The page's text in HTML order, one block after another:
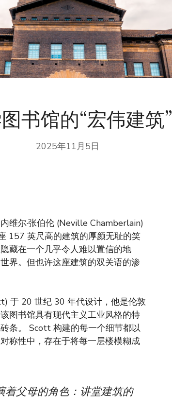
书馆的“宏伟建筑”
2025年11月5日
维尔·张伯伦 (Neville Chamberlain)
157 英尺高的建筑的厚颜无耻的笑
藏在一个几乎令人难以置信的地
界。但也许这座建筑的双关语的渗
于 20 世纪 30 年代设计，他是伦敦
图书馆具有现代主义工业风格的特
条。 Scott 构建的每一个细节都以
称性中，存在于将每一层楼模糊成
着父母的角色：讲堂建筑的